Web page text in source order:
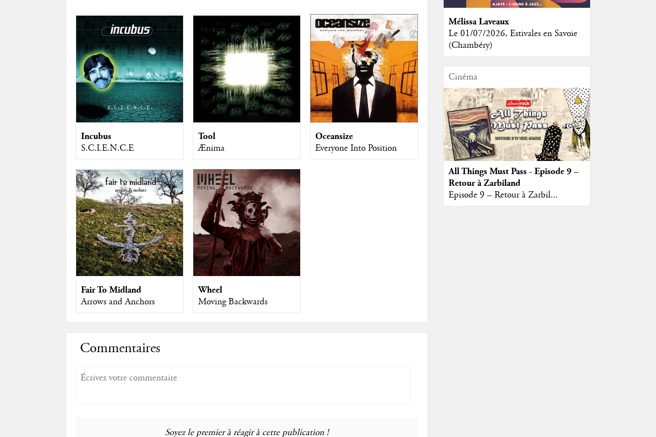
Incubus
S.C.I.E.N.C.E
Tool
Ænima
Oceansize
Everyone Into Position
Fair To Midland
Arrows and Anchors
Wheel
Moving Backwards
Commentaires
Soyez le premier à réagir à cette publication !
Mélissa Laveaux
Le 01/07/2026, Estivales en Savoie
(Chambéry)
Cinéma
All Things Must Pass - Episode 9 –
Retour à Zarbiland
Episode 9 – Retour à Zarbil...